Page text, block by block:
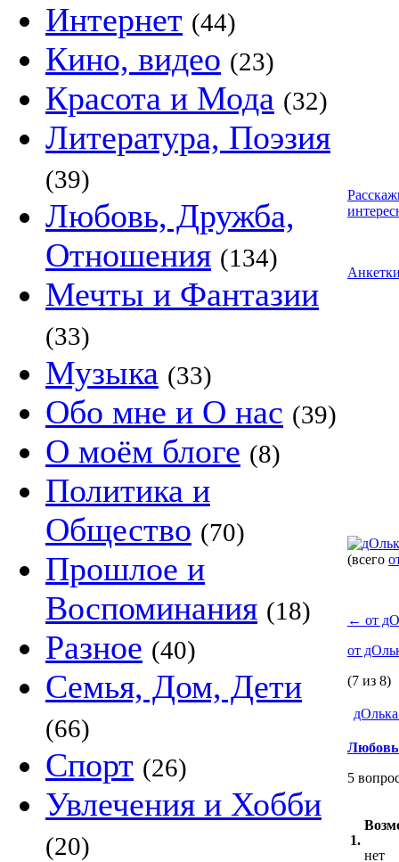
Интернет (44)
Кино, видео (23)
Красота и Мода (32)
Литература, Поэзия
(39)
Любовь, Дружба,
Отношения (134)
Мечты и Фантазии
(33)
Музыка (33)
Обо мне и О нас (39)
О моём блоге (8)
Политика и
Общество (70)
Прошлое и
Воспоминания (18)
Разное (40)
Семья, Дом, Дети
(66)
Спорт (26)
Увлечения и Хобби
(20)
(всего
← от
от
(7 из 8)
Любовь
5
1.
нет